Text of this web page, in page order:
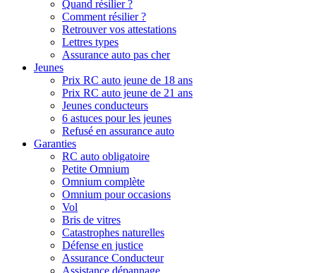
Quand résilier ?
Comment résilier ?
Retrouver vos attestations
Lettres types
Assurance auto pas cher
Jeunes
Prix RC auto jeune de 18 ans
Prix RC auto jeune de 21 ans
Jeunes conducteurs
6 astuces pour les jeunes
Refusé en assurance auto
Garanties
RC auto obligatoire
Petite Omnium
Omnium complète
Omnium pour occasions
Vol
Bris de vitres
Catastrophes naturelles
Défense en justice
Assurance Conducteur
Assistance dépannage